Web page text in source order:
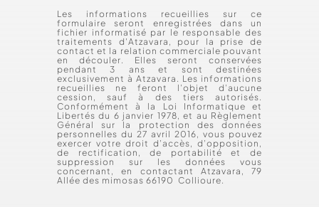
Les informations recueillies sur ce
formulaire seront enregistrées dans un
fichier informatisé par le responsable des
traitements d'Atzavara, pour la prise de
contact et la relation commerciale pouvant
en découler. Elles seront conservées
pendant 3 ans et sont destinées
exclusivement à Atzavara. Les informations
recueillies ne feront l’objet d’aucune
cession, sauf à des tiers autorisés.
Conformément à la Loi Informatique et
Libertés du 6 janvier 1978, et au Règlement
Général sur la protection des données
personnelles du 27 avril 2016, vous pouvez
exercer votre droit d’accès, d’opposition,
de rectification, de portabilité et de
suppression sur les données vous
concernant, en contactant Atzavara, 79
Allée des mimosas 66190 Collioure.